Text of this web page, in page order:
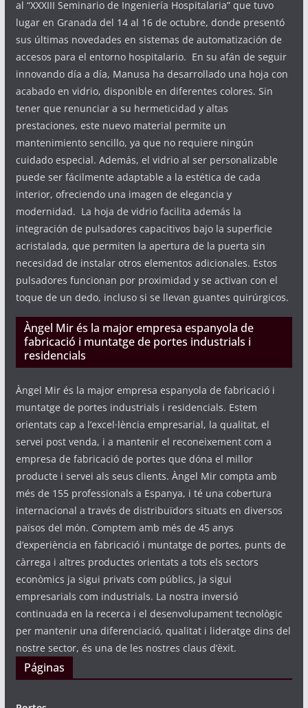
al “XXXIII Seminario de Ingeniería Hospitalaria” que tuvo
lugar en Granada del 14 al 16 de octubre, donde presentó
sus últimas novedades en sistemas de automatización de
accesos para el entorno hospitalario. En su afán de seguir
innovando día a día, Manusa ha desarrollado una hoja con
acabado en vidrio, disponible en diferentes colores. Sin
tener que renunciar a su hermeticidad y altas
prestaciones, este nuevo material permite un
mantenimiento sencillo, ya que no requiere ningún
cuidado especial. Además, el vidrio al ser personalizable
puede ser fácilmente adaptable a la estética de cada
interior, ofreciendo una imagen de elegancia y
modernidad. La hoja de vidrio facilita además la
integración de pulsadores capacitivos bajo la superficie
acristalada, que permiten la apertura de la puerta sin
necesidad de instalar otros elementos adicionales. Estos
pulsadores funcionan por proximidad y se activan con el
toque de un dedo, incluso si se llevan guantes quirúrgicos.
Àngel Mir és la major empresa espanyola de
fabricació i muntatge de portes industrials i
residencials
Àngel Mir és la major empresa espanyola de fabricació i
muntatge de portes industrials i residencials. Estem
orientats cap a l’excel·lència empresarial, la qualitat, el
servei post venda, i a mantenir el reconeixement com a
empresa de fabricació de portes que dóna el millor
producte i servei als seus clients. Àngel Mir compta amb
més de 155 professionals a Espanya, i té una cobertura
internacional a través de distribuïdors situats en diversos
països del món. Comptem amb més de 45 anys
d’experiència en fabricació i muntatge de portes, punts de
càrrega i altres productes orientats a tots els sectors
econòmics ja sigui privats com públics, ja sigui
empresarials com industrials. La nostra inversió
continuada en la recerca i el desenvolupament tecnològic
per mantenir una diferenciació, qualitat i lideratge dins del
nostre sector, és una de les nostres claus d’èxit.
Páginas